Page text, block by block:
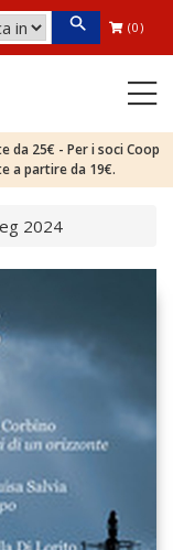
(0)
da 25€ - Per i soci Coop
a partire da 19€.
2024